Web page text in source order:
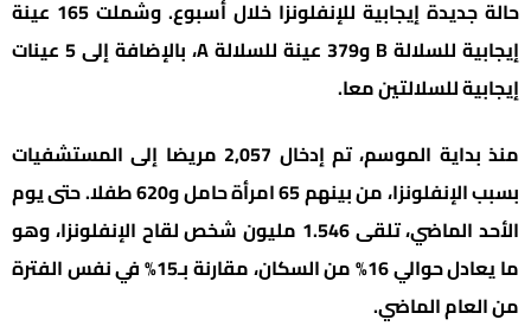
حالة جديدة إيجابية للإنفلونزا خلال أسبوع. وشملت 165 عينة
إيجابية للسلالة B و379 عينة للسلالة A، بالإضافة إلى 5 عينات
إيجابية للسلالتين معا.
منذ بداية الموسم، تم إدخال 2,057 مريضا إلى المستشفيات
بسبب الإنفلونزا، من بينهم 65 امرأة حامل و620 طفلا. حتى يوم
الأحد الماضي، تلقى 1.546 مليون شخص لقاح الإنفلونزا، وهو
ما يعادل حوالي 16% من السكان، مقارنة بـ15% في نفس الفترة
من العام الماضي.